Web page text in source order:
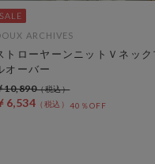
ARCHIVES
トローヤーンニットＶネック
オーバー
6,534 40％OFF
10,890